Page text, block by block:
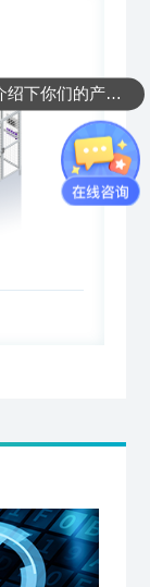
可以介绍下你们的产品么？